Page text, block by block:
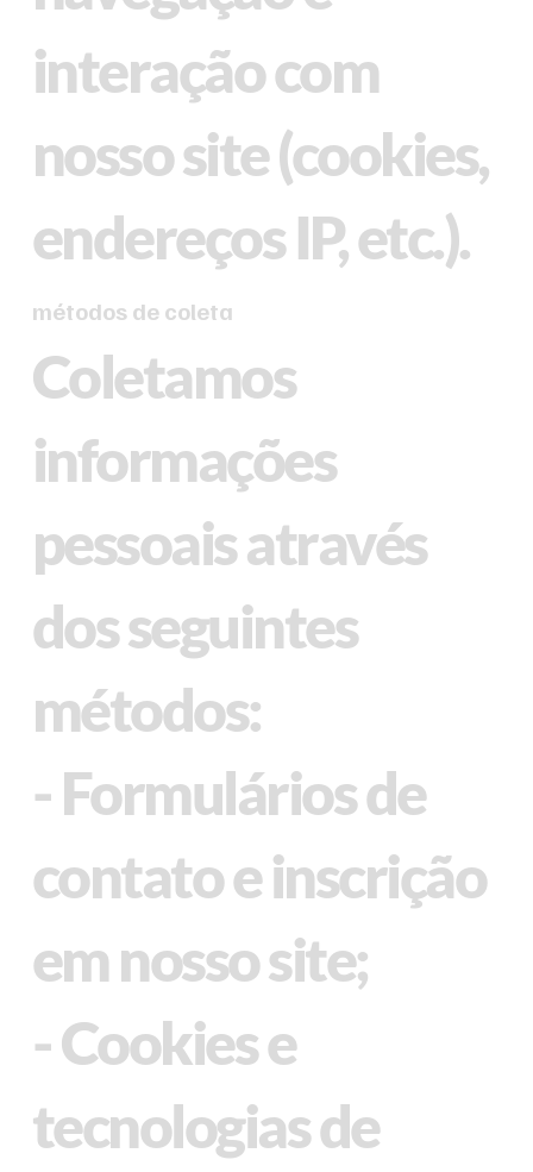
interação com
nosso site (cookies,
endereços IP, etc.).
métodos de coleta
Coletamos
informações
pessoais através
dos seguintes
métodos:
- Formulários de
contato e inscrição
em nosso site;
- Cookies e
tecnologias de